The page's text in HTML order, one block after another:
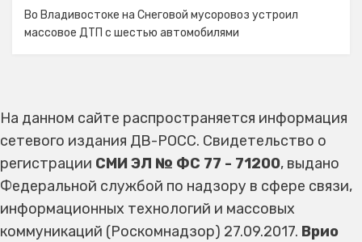
Во Владивостоке на Снеговой мусоровоз устроил
массовое ДТП с шестью автомобилями
На данном сайте распространяется информация
сетевого издания ДВ-РОСС. Свидетельство о
регистрации СМИ ЭЛ № ФС 77 - 71200, выдано
Федеральной службой по надзору в сфере связи,
информационных технологий и массовых
коммуникаций (Роскомнадзор) 27.09.2017. Врио